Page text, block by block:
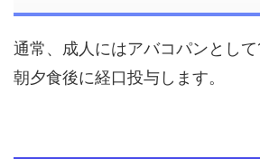
通常、成人にはアバコパンとし
朝夕食後に経口投与します。